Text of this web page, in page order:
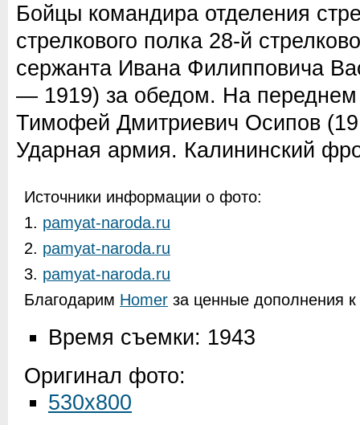
Бойцы командира отделения
стрелкового полка 28-й
сержанта Ивана Филипповича
— 1919) за обедом. На
Тимофей Дмитриевич Осипов
Ударная армия. Калининский
Источники информации о фото:
1. pamyat-naroda.ru
2. pamyat-naroda.ru
3. pamyat-naroda.ru
Благодарим Homer за ценные дополнения к
Время съемки: 1943
Оригинал фото:
530x800